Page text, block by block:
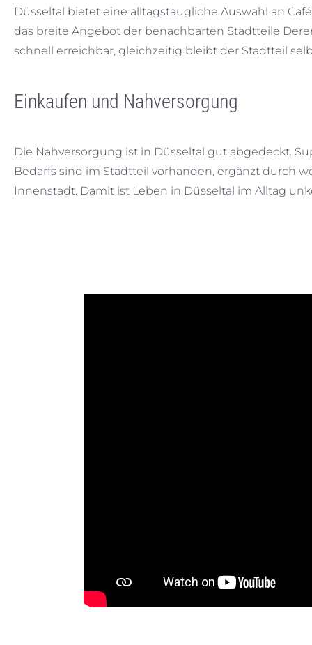
Düsseltal bietet eine alltagstaugliche Auswahl an
das breite Angebot der benachbarten Stadtteile
schnell erreichbar, gleichzeitig bleibt der Stadtteil
Einkaufen und Nahversorgung
Die Nahversorgung ist in Düsseltal gut abgedeckt.
Bedarfs sind im Stadtteil vorhanden, ergänzt durch
Innenstadt. Damit ist Leben in Düsseltal im Alltag